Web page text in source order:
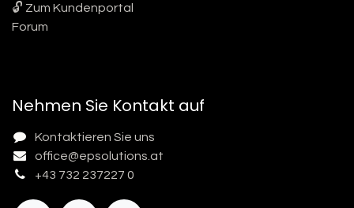
🔓 Zum Kundenportal
Forum
Nehmen Sie Kontakt auf
Kontaktieren Sie uns
office@epsolutions.at
+43 732 237227 0